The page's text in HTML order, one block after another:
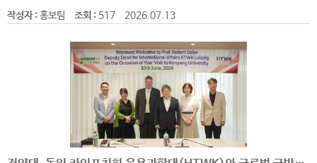
작성자 :홍보팀 조회 :517 2026.07.13